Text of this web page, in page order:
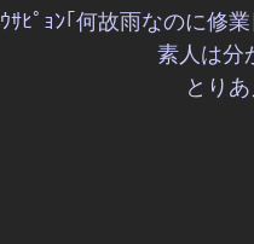
ｳｻﾋﾟｮﾝ｢何故雨なのに修
素人は分
とり